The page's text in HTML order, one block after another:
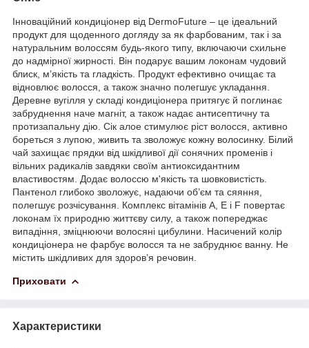
Інноваційний кондиціонер від DermoFuture – це ідеальний
продукт для щоденного догляду за як фарбованим, так і за
натуральним волоссям будь-якого типу, включаючи схильне
до надмірної жирності. Він подарує вашим локонам чудовий
блиск, м’якість та гладкість. Продукт ефективно очищає та
відновлює волосся, а також значно полегшує укладання.
Деревне вугілля у складі кондиціонера притягує й поглинає
забруднення наче магніт, а також надає антисептичну та
протизапальну дію. Сік алое стимулює ріст волосся, активно
бореться з лупою, живить та зволожує кожну волосинку. Білий
чай захищає прядки від шкідливої дії сонячних променів і
вільних радикалів завдяки своїм антиоксидантним
властивостям. Додає волоссю м'якість та шовковистість.
Пантенол глибоко зволожує, надаючи об’єм та сяяння,
полегшує розчісування. Комплекс вітамінів А, Е і F повертає
локонам їх природню життєву силу, а також попереджає
випадіння, зміцнюючи волосяні цибулини. Насичений колір
кондиціонера не фарбує волосся та не забруднює ванну. Не
містить шкідливих для здоров’я речовин.
Приховати
Характеристики